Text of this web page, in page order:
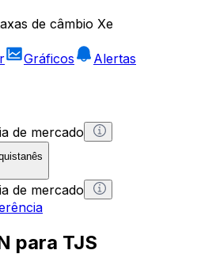
de câmbio Xe
Gráficos
Alertas
de mercado
de mercado
para TJS